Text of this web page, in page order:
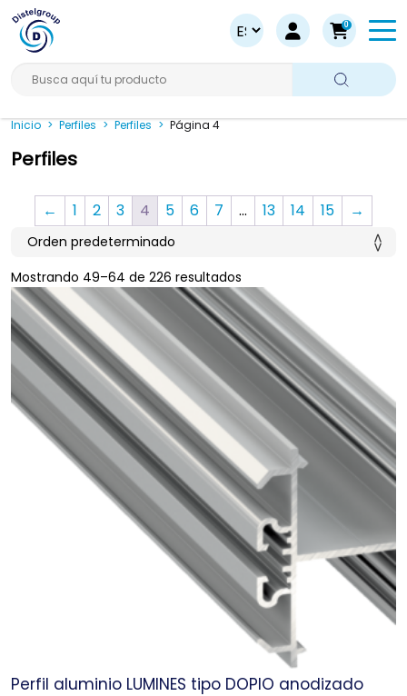
0
Busca aquí tu producto
Inicio > Perfiles > Perfiles > Página 4
Perfiles
Mostrando 49–64 de 226 resultados
Perfil aluminio LUMINES tipo DOPIO anodizado
← 1 2 3 4 5 6 7 … 13 14 15 →